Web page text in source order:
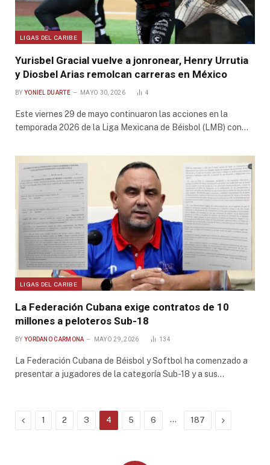
LIGAS DEL CARIBE
Yurisbel Gracial vuelve a jonronear, Henry Urrutia
y Diosbel Arias remolcan carreras en México
BY YONIEL DUARTE MAYO 30, 2026 4
Este viernes 29 de mayo continuaron las acciones en la
temporada 2026 de la Liga Mexicana de Béisbol (LMB) con…
LIGAS DEL CARIBE
La Federación Cubana exige contratos de 10
millones a peloteros Sub-18
BY YORDANO CARMONA MAYO 29, 2026 134
La Federación Cubana de Béisbol y Softbol ha comenzado a
presentar a jugadores de la categoría Sub-18 y a sus…
Previous
1 2 3 4 5 6 … 187 Next